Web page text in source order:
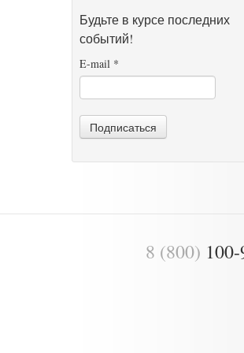
Будьте в курсе последних
событий!
E-mail *
Подписаться
8 (800)